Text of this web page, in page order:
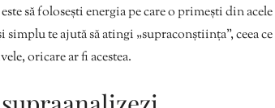
să folosești energia pe care o primești din
te ajută să atingi „supraconștiința”, ceea
oricare ar fi acestea.